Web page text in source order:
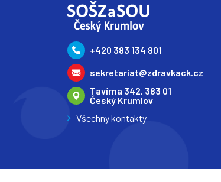
+420 383 134 801
sekretariat@zdravkack.cz
Tavírna 342, 383 01
Český Krumlov
Všechny kontakty